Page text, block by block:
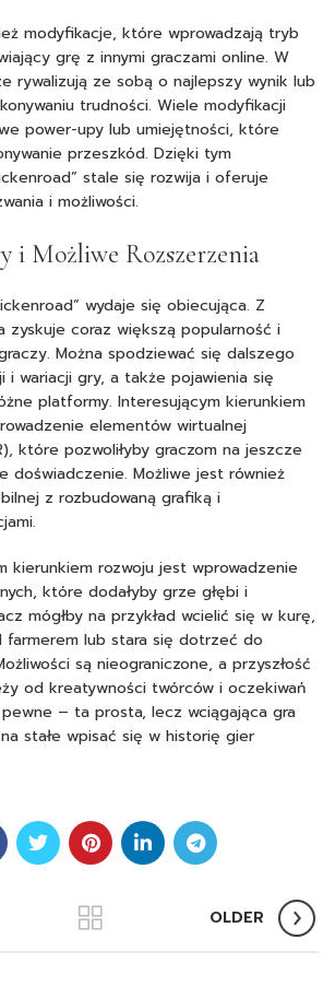
modyfikacje, które wprowadzają tryb
grę z innymi graczami online. W
rywalizują ze sobą o najlepszy wynik lub
trudności. Wiele modyfikacji
power-upy lub umiejętności, które
przeszkód. Dzięki tym
stale się rozwija i oferuje
i możliwości.
i Możliwe Rozszerzenia
wydaje się obiecująca. Z
zyskuje coraz większą popularność i
Można spodziewać się dalszego
i wariacji gry, a także pojawienia się
platformy. Interesującym kierunkiem
elementów wirtualnej
które pozwoliłyby graczom na jeszcze
doświadczenie. Możliwe jest również
z rozbudowaną grafiką i
kierunkiem rozwoju jest wprowadzenie
które dodałyby grze głębi i
mógłby na przykład wcielić się w kurę,
lub stara się dotrzeć do
są nieograniczone, a przyszłość
od kreatywności twórców i oczekiwań
– ta prosta, lecz wciągająca gra
stałe wpisać się w historię gier
OLDER